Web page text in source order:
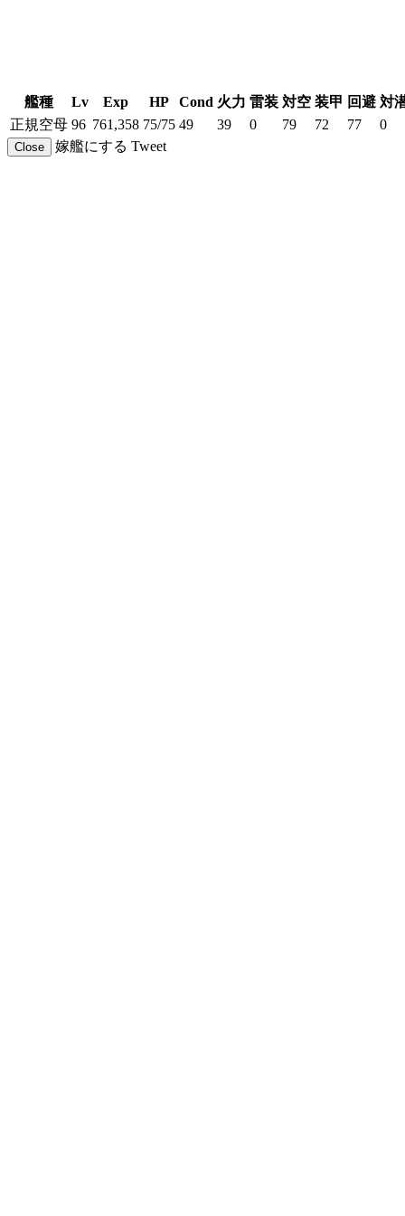
艦種 Lv Exp HP Cond 火力 雷装 対空 装甲 回避 対
正規空母 96 761,358 75/75 49 39 0 79 72 77 0
Close 嫁艦にする Tweet